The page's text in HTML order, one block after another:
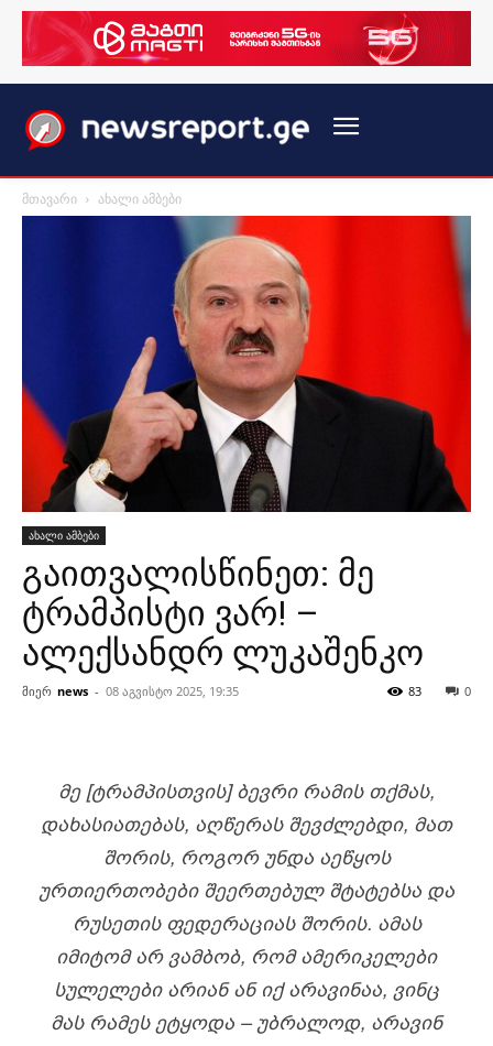
მთავარი ახალი ამბები
ახალი ამბები
გაითვალისწინეთ: მე
ტრამპისტი ვარ! –
ალექსანდრ ლუკაშენკო
მიერ news - 08 აგვისტო 2025, 19:35 0
83
ᲛᲔ [ᲢᲠᲐᲛᲞᲘᲡᲗᲕᲘᲡ] ᲑᲔᲕᲠᲘ ᲠᲐᲛᲘᲡ ᲗᲥᲛᲐᲡ,
ᲓᲐᲮᲐᲡᲘᲐᲗᲔᲑᲐᲡ, ᲐᲦᲬᲔᲠᲐᲡ ᲨᲔᲕᲫᲚᲔᲑᲓᲘ, ᲛᲐᲗ
ᲨᲝᲠᲘᲡ, ᲠᲝᲒᲝᲠ ᲣᲜᲓᲐ ᲐᲔᲬᲧᲝᲡ
ᲣᲠᲗᲘᲔᲠᲗᲝᲑᲔᲑᲘ ᲨᲔᲔᲠᲗᲔᲑᲣᲚ ᲨᲢᲐᲢᲔᲑᲡᲐ ᲓᲐ
ᲠᲣᲡᲔᲗᲘᲡ ᲤᲔᲓᲔᲠᲐᲪᲘᲐᲡ ᲨᲝᲠᲘᲡ. ᲐᲛᲐᲡ
ᲘᲛᲘᲢᲝᲛ ᲐᲠ ᲕᲐᲛᲑᲝᲑ, ᲠᲝᲛ ᲐᲛᲔᲠᲘᲙᲔᲚᲔᲑᲘ
ᲡᲣᲚᲔᲚᲔᲑᲘ ᲐᲠᲘᲐᲜ ᲐᲜ ᲘᲥ ᲐᲠᲐᲕᲘᲜᲐᲐ, ᲕᲘᲜᲪ
ᲛᲐᲡ ᲠᲐᲛᲔᲡ ᲔᲢᲧᲝᲓᲐ – ᲣᲑᲠᲐᲚᲝᲓ, ᲐᲠᲐᲕᲘᲜ